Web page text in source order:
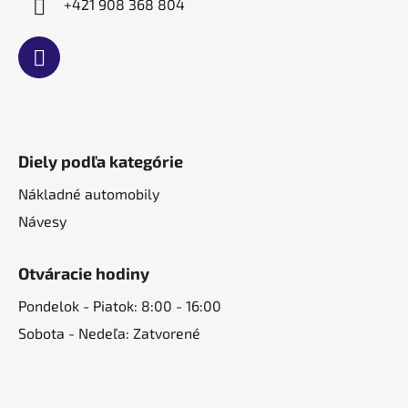
+421 908 368 804
Diely podľa kategórie
Nákladné automobily
Návesy
Otváracie hodiny
Pondelok - Piatok: 8:00 - 16:00
Sobota - Nedeľa: Zatvorené